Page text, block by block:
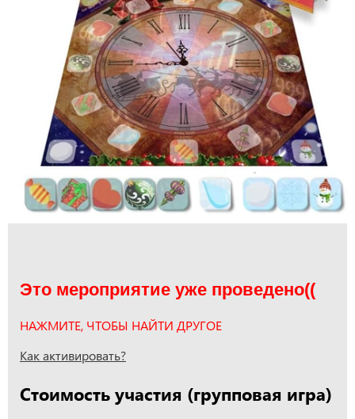
Это мероприятие уже проведено((
НАЖМИТЕ, ЧТОБЫ НАЙТИ ДРУГОЕ
Как активировать?
Стоимость участия (групповая игра)